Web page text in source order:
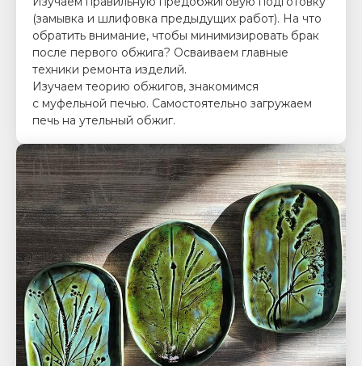
(замывка и шлифовка предыдущих работ). На что
обратить внимание, чтобы минимизировать брак
после первого обжига? Осваиваем главные
техники ремонта изделий.
Изучаем теорию обжигов, знакомимся
с муфельной печью. Самостоятельно загружаем
печь на утельный обжиг.